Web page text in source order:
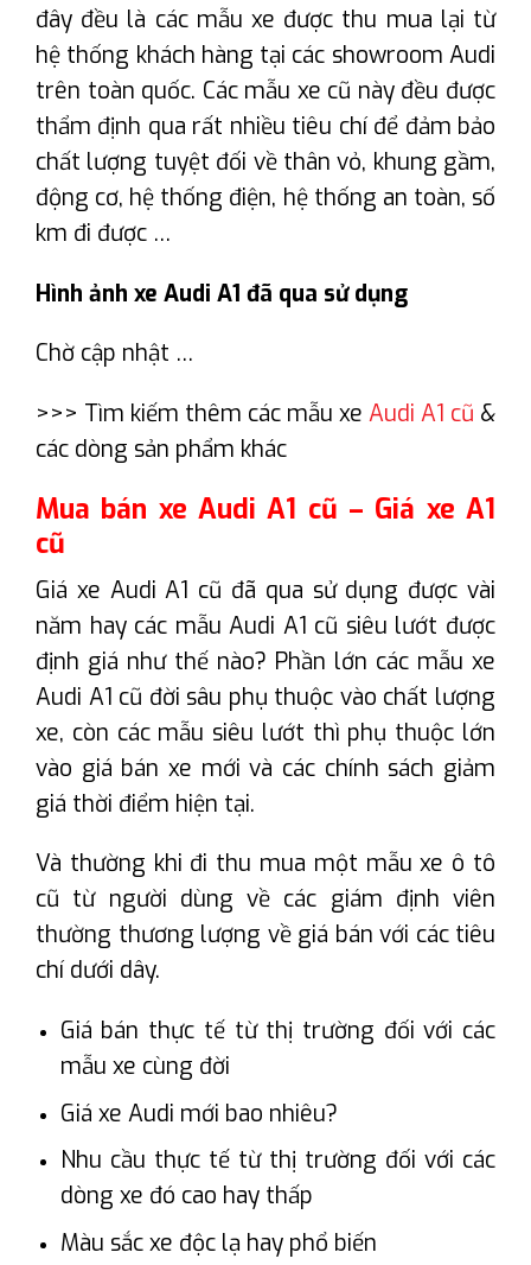
đây đều là các mẫu xe được thu mua lại từ
hệ thống khách hàng tại các showroom Audi
trên toàn quốc. Các mẫu xe cũ này đều được
thẩm định qua rất nhiều tiêu chí để đảm bảo
chất lượng tuyệt đối về thân vỏ, khung gầm,
động cơ, hệ thống điện, hệ thống an toàn, số
km đi được …
Hình ảnh xe Audi A1 đã qua sử dụng
Chờ cập nhật …
>>> Tìm kiếm thêm các mẫu xe Audi A1 cũ &
các dòng sản phẩm khác
Mua bán xe Audi A1 cũ – Giá xe A1
cũ
Giá xe Audi A1 cũ đã qua sử dụng được vài
năm hay các mẫu Audi A1 cũ siêu lướt được
định giá như thế nào? Phần lớn các mẫu xe
Audi A1 cũ đời sâu phụ thuộc vào chất lượng
xe, còn các mẫu siêu lướt thì phụ thuộc lớn
vào giá bán xe mới và các chính sách giảm
giá thời điểm hiện tại.
Và thường khi đi thu mua một mẫu xe ô tô
cũ từ người dùng về các giám định viên
thường thương lượng về giá bán với các tiêu
chí dưới dây.
Giá bán thực tế từ thị trường đối với các
mẫu xe cùng đời
Giá xe Audi mới bao nhiêu?
Nhu cầu thực tế từ thị trường đối với các
dòng xe đó cao hay thấp
Màu sắc xe độc lạ hay phổ biến